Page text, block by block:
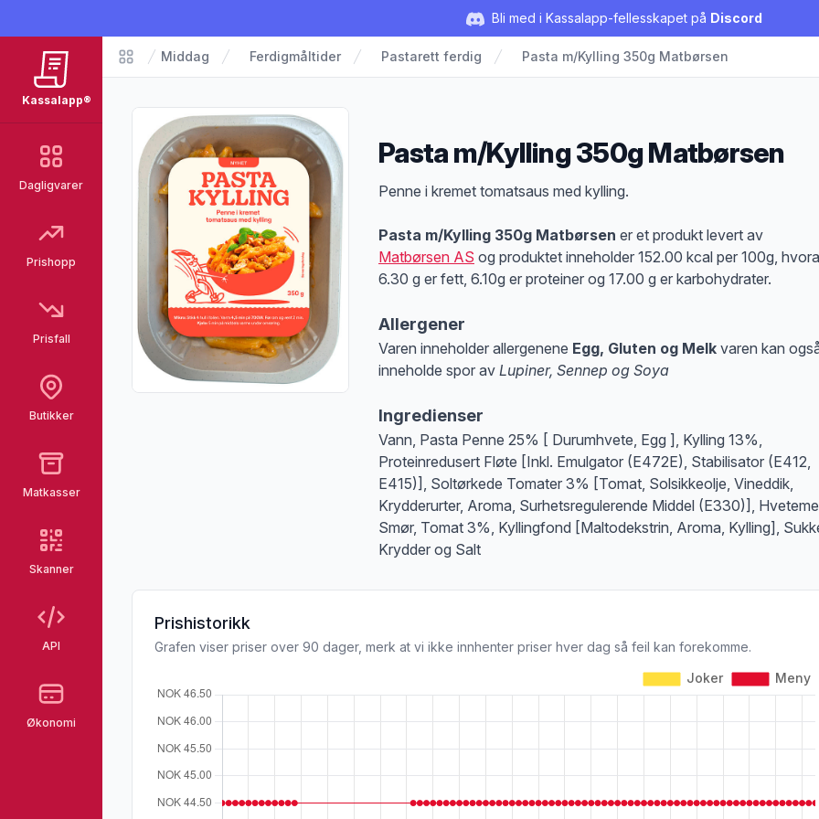
Bli med i Kassalapp-fellesskapet på Discord
Kassalapp®
Dagligvarer
Prishopp
Prisfall
Butikker
Matkasser
Skanner
API
Økonomi
Matvarer
Middag Ferdigmåltider Pastarett ferdig Pasta m/Kylling 350g Matbørsen
Pasta m/Kylling 350g Matbørsen
Produktbeskrivelse
Penne i kremet tomatsaus med kylling.
Pasta m/Kylling 350g Matbørsen er et produkt levert av
Matbørsen AS og produktet inneholder 152.00 kcal per 100g,
6.30 g er fett, 6.10g er proteiner og 17.00 g er karbohydrater.
Allergener
Varen inneholder allergenene Egg, Gluten og Melk varen kan
inneholde spor av Lupiner, Sennep og Soya
Ingredienser
Vann, Pasta Penne 25% [ Durumhvete, Egg ], Kylling 13%,
Proteinredusert Fløte [Inkl. Emulgator (E472E), Stabilisator (E412,
E415)], Soltørkede Tomater 3% [Tomat, Solsikkeolje, Vineddik,
Krydderurter, Aroma, Surhetsregulerende Middel (E330)],
Smør, Tomat 3%, Kyllingfond [Maltodekstrin, Aroma, Kylling],
Krydder og Salt
Prishistorikk
Grafen viser priser over 90 dager, merk at vi ikke innhenter priser hver dag så feil kan forekomme.